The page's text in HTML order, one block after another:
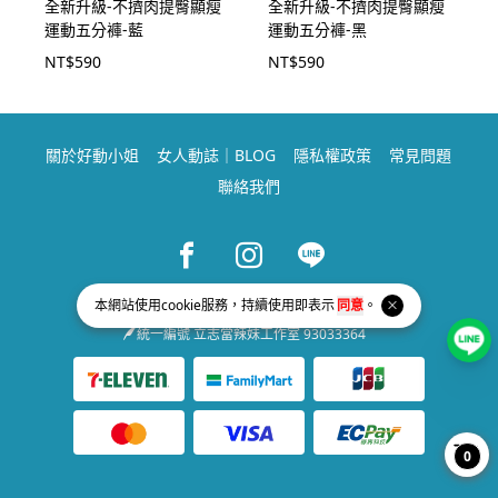
本網站使用cookie服務，持續使用即表示同意 。
全新升級-不擠肉提臀顯瘦
運動五分褲-藍
NT$590
全新升級-不擠肉提臀顯瘦
運動五分褲-黑
NT$590
關於好動小姐 女人動誌｜BLOG 隱私權政策
常見問題
聯絡我們
Facebook pageInstagram page
Line page
service@missgoodon.com
統一編號 立志當辣妹工作室 93033364
0